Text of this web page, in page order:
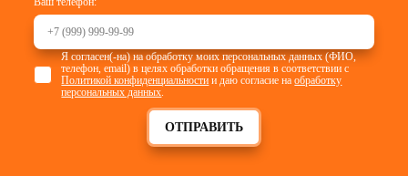
ОТПРАВИТЬ
Я согласен(-на) на обработку моих персональных данных (ФИО,
телефон, email) в целях обработки обращения в соответствии с
Политикой конфиденциальности и даю согласие наобработку
персональных данных.